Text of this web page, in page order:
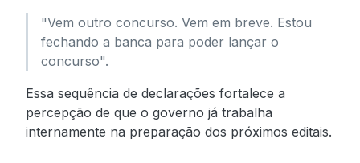
"Vem outro concurso. Vem em breve. Estou
fechando a banca para poder lançar o
concurso".
Essa sequência de declarações fortalece a
percepção de que o governo já trabalha
internamente na preparação dos próximos editais.